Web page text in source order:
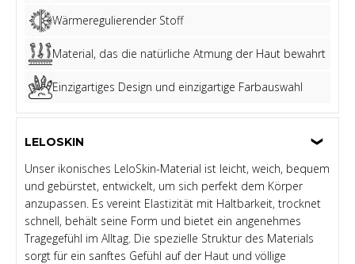
Wärmeregulierender Stoff
Material, das die natürliche Atmung der Haut bewahrt
Einzigartiges Design und einzigartige Farbauswahl
LELOSKIN
Unser ikonisches LeloSkin-Material ist leicht, weich, bequem
und gebürstet, entwickelt, um sich perfekt dem Körper
anzupassen. Es vereint Elastizität mit Haltbarkeit, trocknet
schnell, behält seine Form und bietet ein angenehmes
Tragegefühl im Alltag. Die spezielle Struktur des Materials
sorgt für ein sanftes Gefühl auf der Haut und völlige